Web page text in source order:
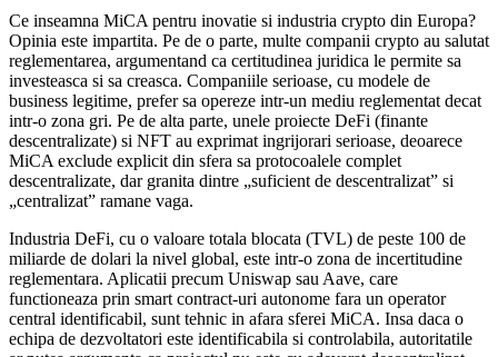
Ce inseamna MiCA pentru inovatie si industria crypto din Europa?
Opinia este impartita. Pe de o parte, multe companii crypto au salutat
reglementarea, argumentand ca certitudinea juridica le permite sa
investeasca si sa creasca. Companiile serioase, cu modele de
business legitime, prefer sa opereze intr-un mediu reglementat decat
intr-o zona gri. Pe de alta parte, unele proiecte DeFi (finante
descentralizate) si NFT au exprimat ingrijorari serioase, deoarece
MiCA exclude explicit din sfera sa protocoalele complet
descentralizate, dar granita dintre „suficient de descentralizat” si
„centralizat” ramane vaga.
Industria DeFi, cu o valoare totala blocata (TVL) de peste 100 de
miliarde de dolari la nivel global, este intr-o zona de incertitudine
reglementara. Aplicatii precum Uniswap sau Aave, care
functioneaza prin smart contract-uri autonome fara un operator
central identificabil, sunt tehnic in afara sferei MiCA. Insa daca o
echipa de dezvoltatori este identificabila si controlabila, autoritatile